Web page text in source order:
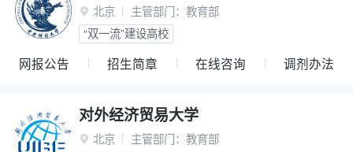
 北京 主管部门： 教育部
“双一流”建设高校
网报公告 招生简章 在线咨询 调剂办法
对外经济贸易大学
 北京 主管部门： 教育部